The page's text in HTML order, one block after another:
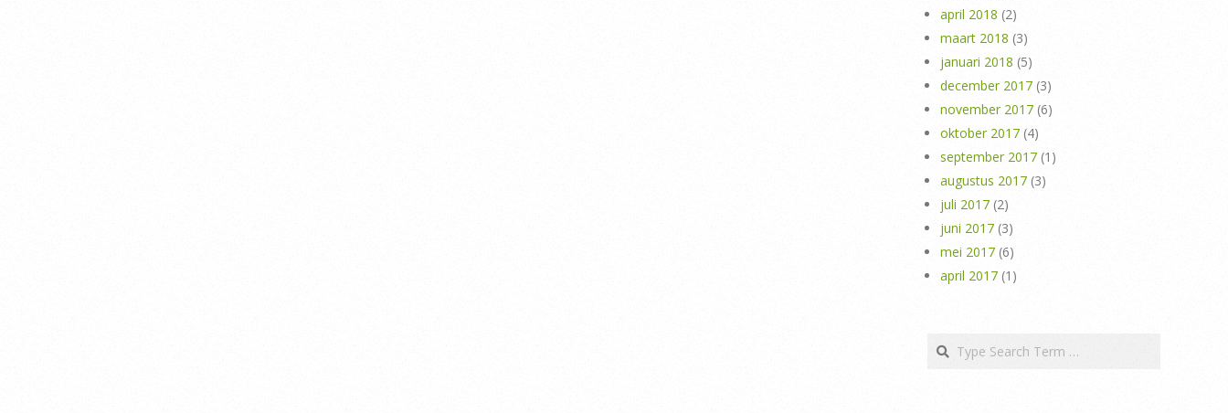
april 2018 (2)
maart 2018 (3)
januari 2018 (5)
december 2017 (3)
november 2017 (6)
oktober 2017 (4)
september 2017 (1)
augustus 2017 (3)
juli 2017 (2)
juni 2017 (3)
mei 2017 (6)
april 2017 (1)
Search